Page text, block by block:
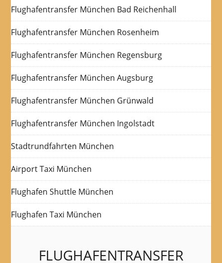
Flughafentransfer München Bad Reichenhall
Flughafentransfer München Rosenheim
Flughafentransfer München Regensburg
Flughafentransfer München Augsburg
Flughafentransfer München Grünwald
Flughafentransfer München Ingolstadt
Stadtrundfahrten München
Airport Taxi München
Flughafen Shuttle München
Flughafen Taxi München
FLUGHAFENTRANSFER